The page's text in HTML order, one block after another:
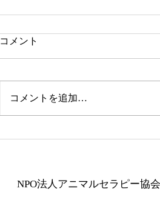
セラピー犬
基本訓練ができていること 1.座
ンタクト これらが安定してでき
る セラピで基本的に教えている
高齢者の方は、足が安定している
わけではないし、もちろん怖い方
コメント
コメントを追加…
NPO法人アニマルセラピー協会